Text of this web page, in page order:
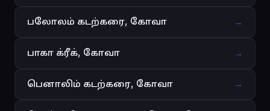
பலோலம் கடற்கரை, கோவா →
பாகா க்ரீக், கோவா →
பெனாலிம் கடற்கரை, கோவா →